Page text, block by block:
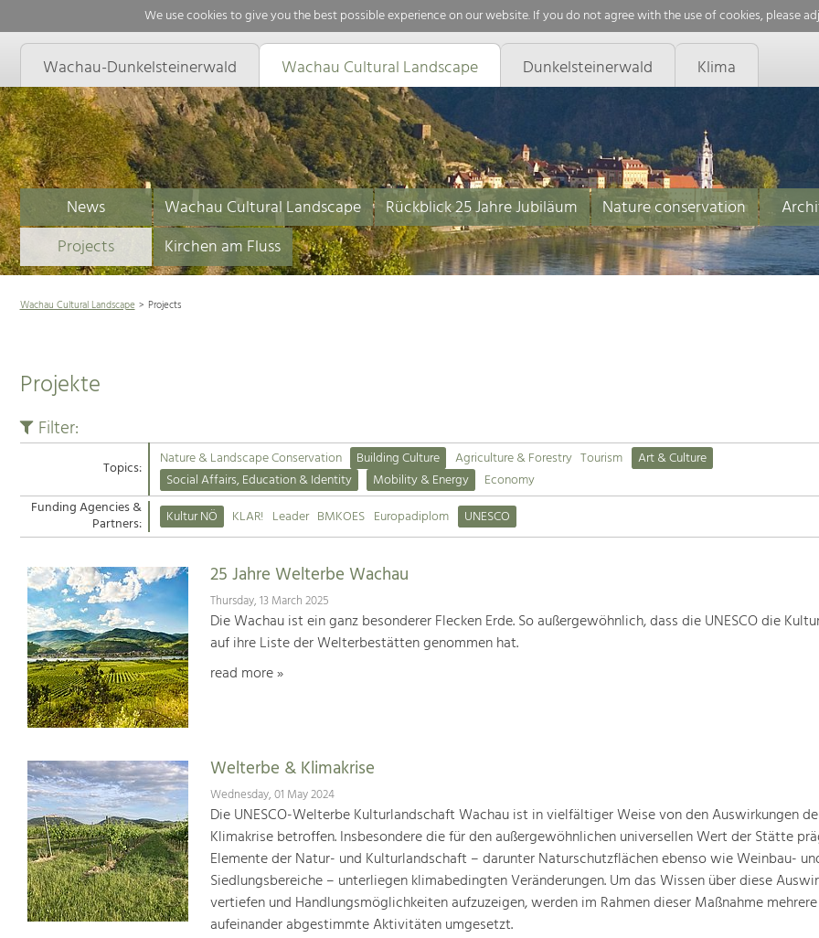
We use cookies to give you the best possible experience on our website. If you do not agree with the use of cookies, please
Wachau-Dunkelsteinerwald Wachau Cultural Landscape Dunkelsteinerwald Klima
News Wachau Cultural Landscape Rückblick 25 Jahre Jubiläum Nature conservation
Projects
Kirchen am Fluss
Wachau Cultural Landscape Projects
Projekte
Filter:
Topics: Nature & Landscape Conservation Building Culture Agriculture & Forestry Tourism
Art & Culture
Social Affairs, Education & Identity
Mobility & Energy
Economy
Funding Agencies &
Partners: Kultur NÖ KLAR! Leader BMKOES Europadiplom UNESCO
25 Jahre Welterbe Wachau
Thursday, 13 March 2025
Die Wachau ist ein ganz besonderer Flecken Erde. So außergewöhnlich, dass die UNESCO die
auf ihre Liste der Welterbestätten genommen hat.
read more »
Welterbe & Klimakrise
Wednesday, 01 May 2024
Die UNESCO-Welterbe Kulturlandschaft Wachau ist in vielfältiger Weise von den Auswirkungen
Klimakrise betroffen. Insbesondere die für den außergewöhnlichen universellen Wert der Stätte
Elemente der Natur- und Kulturlandschaft – darunter Naturschutzflächen ebenso wie Weinbau-
Siedlungsbereiche – unterliegen klimabedingten Veränderungen. Um das Wissen über diese
vertiefen und Handlungsmöglichkeiten aufzuzeigen, werden im Rahmen dieser Maßnahme mehrere
aufeinander abgestimmte Aktivitäten umgesetzt.